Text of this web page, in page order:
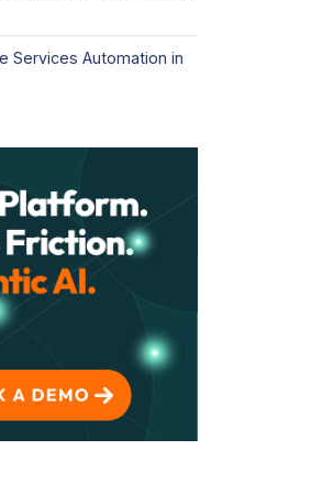
Services Automation in